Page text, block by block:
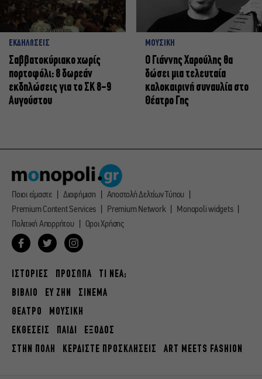
ΕΚΔΗΛΩΣΕΙΣ
Σαββατοκύριακο χωρίς
πορτοφόλι: 8 δωρεάν
εκδηλώσεις για το ΣΚ 8-9
Αυγούστου
ΜΟΥΣΙΚΗ
Ο Γιάννης Χαρούλης θα
δώσει μια τελευταία
καλοκαιρινή συναυλία στο
Θέατρο Γης
Ποιοι είμαστε Διαφήμιση
Αποστολή Δελτίων Τύπου
Premium Content Services
Premium Network
Monopoli widgets
Πολιτική Απορρήτου
Οροι Χρήσης
ΙΣΤΟΡΙΕΣ ΠΡΟΣΩΠΑ
ΤΙ ΝΕΑ;
ΒΙΒΛΙΟ
ΕΥ ΖΗΝ
ΣΙΝΕΜΑ
ΘΕΑΤΡΟ
ΜΟΥΣΙΚΗ
ΕΚΘΕΣΕΙΣ
ΠΑΙΔΙ
ΕΞΟΔΟΣ
ΣΤΗΝ ΠΟΛΗ
ΚΕΡΔΙΣΤΕ ΠΡΟΣΚΛΗΣΕΙΣ ART MEETS FASHION